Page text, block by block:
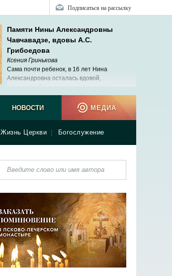
Подписаться на рассылку
Памяти Нины Александровны
Чавчавадзе, вдовы А.С.
Грибоедова
Ксения Гринькова
Сама почти ребенок, в 16 лет Нина
Александровна осталась вдовой,
ребенка.
Жизнь Церкви Богослужение
НОВОСТИ МЕДИА